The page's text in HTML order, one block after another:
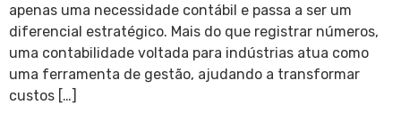
apenas uma necessidade contábil e passa a ser um
diferencial estratégico. Mais do que registrar números,
uma contabilidade voltada para indústrias atua como
uma ferramenta de gestão, ajudando a transformar
custos […]